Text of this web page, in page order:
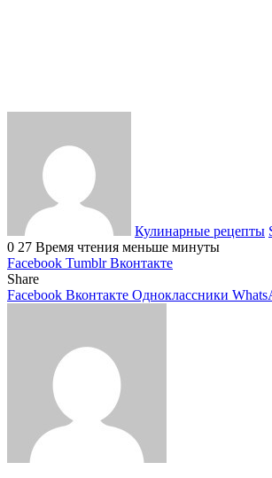
Кулинарные рецепты
0 27 Время чтения меньше минуты
Facebook Tumblr Вконтакте
Share
Facebook Вконтакте Одноклассники